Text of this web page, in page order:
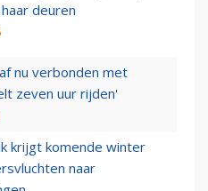
deuren
nu verbonden met
zeven uur rijden'
krijgt komende winter
naar